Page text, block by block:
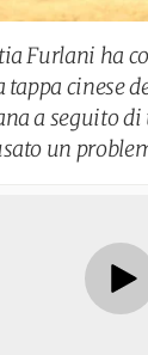
Furlani ha
tappa cinese
a seguito
un